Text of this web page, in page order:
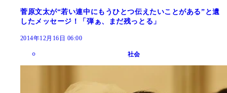
菅原文太が“若い連中にもうひとつ伝えたいことがある”と遺
したメッセージ！「弾ぁ、まだ残っとる」
2014年12月16日 06:00
社会